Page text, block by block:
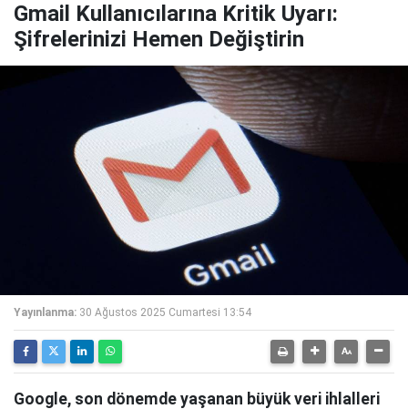
Gmail Kullanıcılarına Kritik Uyarı:
Şifrelerinizi Hemen Değiştirin
Yayınlanma: 30 Ağustos 2025 Cumartesi 13:54
Google, son dönemde yaşanan büyük veri ihlalleri